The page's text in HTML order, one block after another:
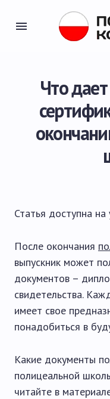
Что
Статья доступна на
После окончания
выпускник может
документов –
свидетельства.
имеет свое
понадобиться в
Какие документы
полицеальной
читайте в